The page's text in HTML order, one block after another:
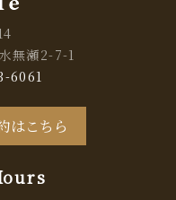
無瀬2-7-1
6061
はこちら